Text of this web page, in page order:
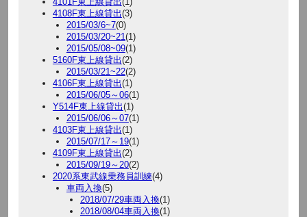
4108F東上線貸出(3)
2015/03/6~7(0)
2015/03/20~21(1)
2015/05/08~09(1)
5160F東上線貸出(2)
2015/03/21~22(2)
4106F東上線貸出(1)
2015/06/05～06(1)
Y514F東上線貸出(1)
2015/06/06～07(1)
4103F東上線貸出(1)
2015/07/17～19(1)
4109F東上線貸出(2)
2015/09/19～20(2)
2020系東武線乗務員訓練(4)
車両入換(5)
2018/07/29車両入換(1)
2018/08/04車両入換(1)